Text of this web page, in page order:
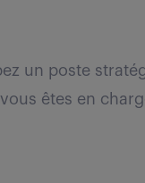
un poste
êtes en